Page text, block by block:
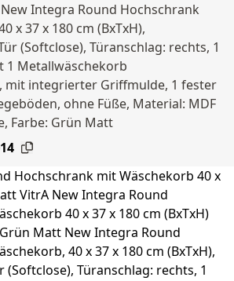
Integra Round Hochschrank
x 37 x 180 cm (BxTxH),
(Softclose), Türanschlag: rechts, 1
1 Metallwäschekorb
mit integrierter Griffmulde, 1 fester
ohne Füße, Material: MDF
Farbe: Grün Matt